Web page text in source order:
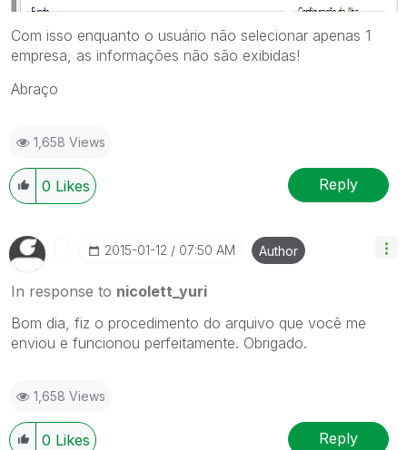
Com isso enquanto o usuário não selecionar apenas 1
empresa, as informações não são exibidas!
Abraço
1,658 Views
0 Likes Reply
‎2015-01-12 07:50 AM Author
In response to nicolett_yuri
Bom dia, fiz o procedimento do arquivo que você me
enviou e funcionou perfeitamente. Obrigado.
1,658 Views
0 Likes Reply